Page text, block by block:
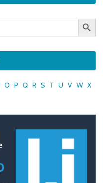
Search Button
O P Q R S T U V W X